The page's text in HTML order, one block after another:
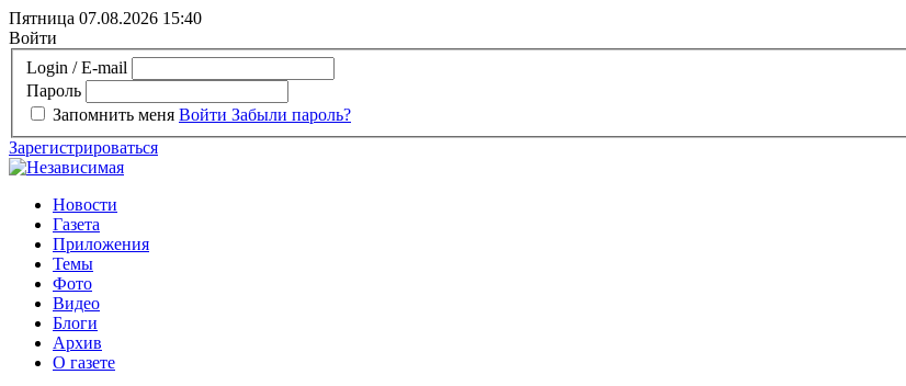
Пятница 07.08.2026 15:40
Войти
Login / E-mail
Пароль
Запомнить меня Войти Забыли пароль?
Зарегистрироваться
Новости
Газета
Приложения
Темы
Фото
Видео
Блоги
Архив
О газете